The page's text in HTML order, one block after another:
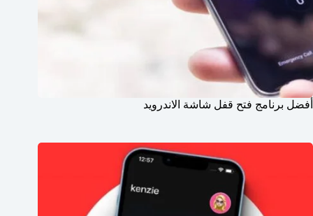
أفضل برنامج فتح قفل شاشة الاندرويد